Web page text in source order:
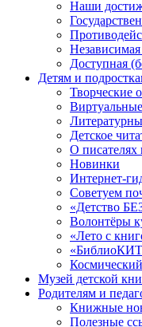
Наши
Независимая
Доступная
Детям и
Творческие
Детское
О писателях
Новинки
Интернет-
Советуем
«Детство
Волонтёры
«Лето с
Музей детской
Родителям и
Книжные
Полезные